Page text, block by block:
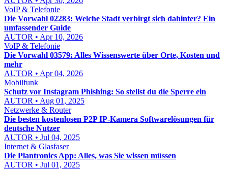
VoIP & Telefonie
Die Vorwahl 02283: Welche Stadt verbirgt sich dahinter? Ein
umfassender Guide
AUTOR • Apr 10, 2026
VoIP & Telefonie
Die Vorwahl 03579: Alles Wissenswerte über Orte, Kosten und
mehr
AUTOR • Apr 04, 2026
Mobilfunk
Schutz vor Instagram Phishing: So stellst du die Sperre ein
AUTOR • Aug 01, 2025
Netzwerke & Router
Die besten kostenlosen P2P IP-Kamera Softwarelösungen für
deutsche Nutzer
AUTOR • Jul 04, 2025
Internet & Glasfaser
Die Plantronics App: Alles, was Sie wissen müssen
AUTOR • Jul 01, 2025